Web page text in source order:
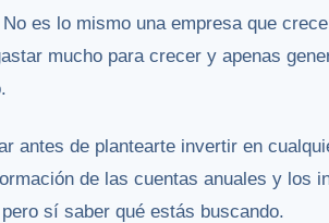
No es lo mismo una empresa que
mucho para crecer y apenas
antes de plantearte invertir en
de las cuentas anuales y los
sí saber qué estás buscando.